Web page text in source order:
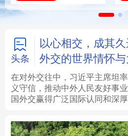
学术中国 乡村振兴
城市 旅游
彩票 娱乐
头条
以心相交，成其
外交的世界情怀
在对外交往中，习近平主席坦
义守信，推动中外人民友好事
国外交赢得广泛国际认同和深